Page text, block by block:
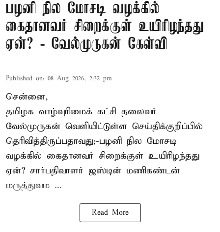
பழனி நில மோசடி வழக்கில்
கைதானவர் சிறைக்குள் உயிரிழந்தது
ஏன்? - வேல்முருகன் கேள்வி
Published on: 08 Aug 2026, 2:32 pm
சென்னை,
தமிழக வாழ்வுரிமைக் கட்சி தலைவர்
வேல்முருகன் வெளியிட்டுள்ள செய்திக்குறிப்பில்
தெரிவித்திருப்பதாவது;-பழனி நில மோசடி
வழக்கில் கைதானவர் சிறைக்குள் உயிரிழந்தது
ஏன்? சார்பதிவாளர் ஜஸ்டின் மணிகண்டன்
மருத்துவம ...
Read More